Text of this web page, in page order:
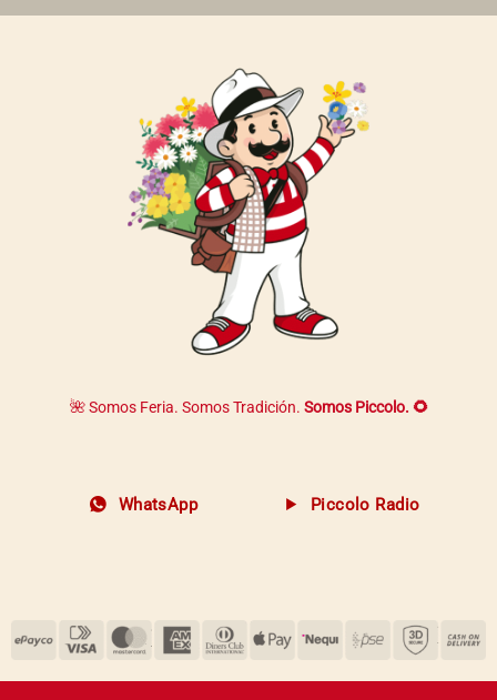
opciones
pueden
elegir
en
la
página
de
producto
🌺 Somos Feria. Somos Tradición. Somos Piccolo. 🌻
WhatsApp Piccolo Radio